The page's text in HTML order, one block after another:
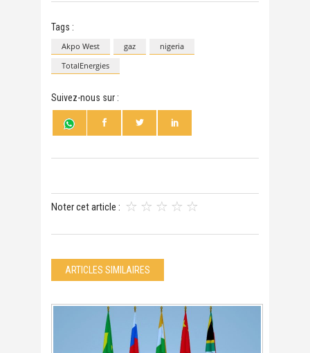
Tags :
Akpo West gaz
nigeria
TotalEnergies
Suivez-nous sur :
Noter cet article :
ARTICLES SIMILAIRES